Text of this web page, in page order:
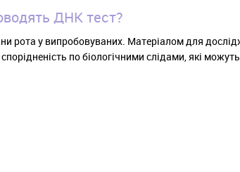
ДНК тест?
рота у випробовуваних. Матеріалом для
по біологічними слідами, які